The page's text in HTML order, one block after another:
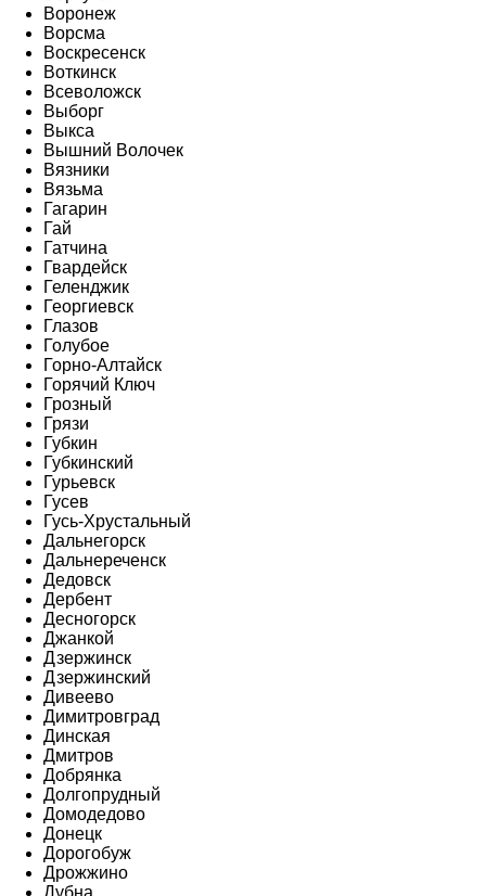
Воронеж
Ворсма
Воскресенск
Воткинск
Всеволожск
Выборг
Выкса
Вышний Волочек
Вязники
Вязьма
Гагарин
Гай
Гатчина
Гвардейск
Геленджик
Георгиевск
Глазов
Голубое
Горно-Алтайск
Горячий Ключ
Грозный
Грязи
Губкин
Губкинский
Гурьевск
Гусев
Гусь-Хрустальный
Дальнегорск
Дальнереченск
Дедовск
Дербент
Десногорск
Джанкой
Дзержинск
Дзержинский
Дивеево
Димитровград
Динская
Дмитров
Добрянка
Долгопрудный
Домодедово
Донецк
Дорогобуж
Дрожжино
Дубна